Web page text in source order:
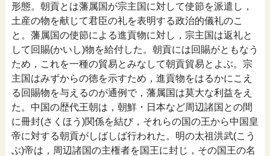
形態。朝貢とは藩属国が宗主国に対して使節を派遣し，
土産の物を献じて君臣の礼を表明する政治的儀礼のこ
と。藩属国の使節による進貢物に対し，宗主国は返礼と
して回賜(かいし)物を給付した。朝貢には回賜がともなう
ため，これを一種の貿易とみなして朝貢貿易とよぶ。宗
主国はみずからの徳を示すため，進貢物をはるかにこえ
る回賜物を与えるのが通例で，藩属国は莫大な利益をえ
た。中国の歴代王朝は，朝鮮・日本など周辺諸国との間
に冊封(さくほう)関係を結び，それらの国の王から中国皇
帝に対する朝貢がしばしば行われた。明の太祖洪武(こう
ぶ)帝は，周辺諸国の主権者を国王に封じ，その国王の名